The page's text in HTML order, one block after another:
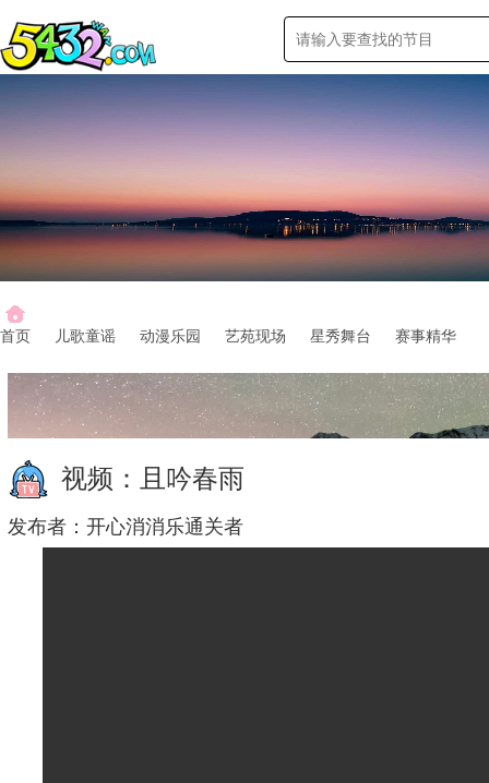
首页 儿歌童谣 动漫乐园 艺苑现场 星秀舞台 赛事精华
视频： 且吟春雨
发布者： 开心消消乐通关者